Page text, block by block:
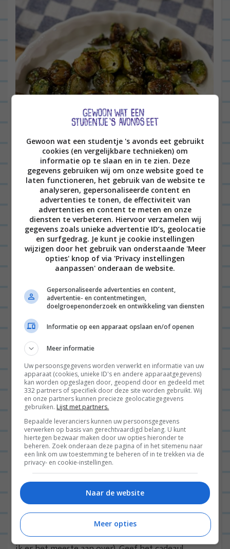
Volg mijn leven op Instagram
Daar deel ik dagelijks alles wat ik meemaak in mijn
simpele DIY’s, leuke recepten, #parentlife met
twee kleine kinderen, tot m’noutfit of today(of die
van de kinderen) en heel veel tips om het leven zelf
leuk te maken #zelfdeslingersophangen. Je vindt
me als @Lterveld op Insta!
Dit is het ideale kraamcadeau:
Vorig jaar kwam mijn 6e kookboek uit en dit keer
eentje voor baby’s! Gewoon wat mijn baby ‘s avonds
eet is een ideaal boek voor jonge ouders met
kindjes tussen 4 maanden en 1,5 jaar. Met 50
recepten en heel veel tips en informatie helpt het
boek je te starten met vaste voeding voor je
kleintje én biedt het inspiratie voor het eerste
levensjaar (en net even daarna). Bestel het boek op
Bol.com, vraag ernaar in je lokale boekhandel of
koop hethierdirect bij mijn uitgeverij (dan houd
Gewoon wat een studentje 's avonds eet gebruikt
cookies (en vergelijkbare technieken) om
informatie op te slaan en in te zien. Deze
gegevens gebruiken wij om onze website goed te
laten functioneren, het gebruik van de website te
analyseren, gepersonaliseerde content en
advertenties te tonen, de effectiviteit van
advertenties en content te meten en onze
diensten te verbeteren. Hiervoor verzamelen wij
gegevens zoals unieke advertentie ID’s, geolocatie
en surfgedrag. Je kunt je cookie instellingen
wijzigen door het gebruik van onderstaande 'Meer
opties' knop of via 'Privacy instellingen
aanpassen' onderaan de website.
Gepersonaliseerde advertenties en content,
advertentie- en contentmetingen,
doelgroepenonderzoek en ontwikkeling van diensten
Informatie op een apparaat opslaan en/of openen
Meer informatie
Uw persoonsgegevens worden verwerkt en informatie van uw
apparaat (cookies, unieke ID's en andere apparaatgegevens)
kan worden opgeslagen door, geopend door en gedeeld met
332 partners of specifiek door deze site worden gebruikt. Wij
en onze partners kunnen precieze geolocatiegegevens
gebruiken. Lijst met partners.
Bepaalde leveranciers kunnen uw persoonsgegevens
verwerken op basis van gerechtvaardigd belang. U kunt
hiertegen bezwaar maken door uw opties hieronder te
beheren. Zoek onderaan deze pagina of in het sitemenu naar
een link om uw toestemming te beheren of in te trekken via de
privacy- en cookie-instellingen.
Naar de website
Meer opties